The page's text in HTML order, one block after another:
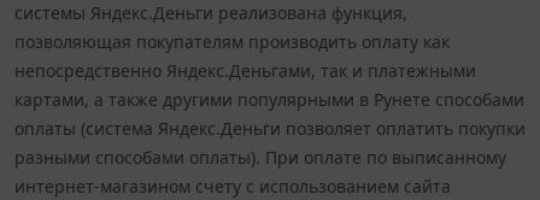
системы Яндекс.Деньги реализована функция,
позволяющая покупателям производить оплату как
непосредственно Яндекс.Деньгами, так и платежными
картами, а также другими популярными в Рунете способами
оплаты (система Яндекс.Деньги позволяет оплатить покупки
разными способами оплаты). При оплате по выписанному
интернет-магазином счету с использованием сайта